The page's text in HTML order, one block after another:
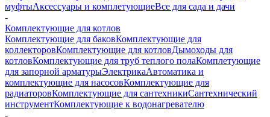
муфтыАксессуары и комплетующиеВсе для сада и дачи
-
Комплектующие для котлов
Комплектующие для баковКомплектующие для
коллекторовКомплектующие для котловДымоходы для
котловКомплектующие для труб теплого полаКомплетующие
для запорной арматурыЭлектрикаАвтоматика и
комплектующие для насосовКомплектующие для
радиаторовКомплектующие для сантехникиСантехнический
инструментКомплектующие к водонагревателю
-